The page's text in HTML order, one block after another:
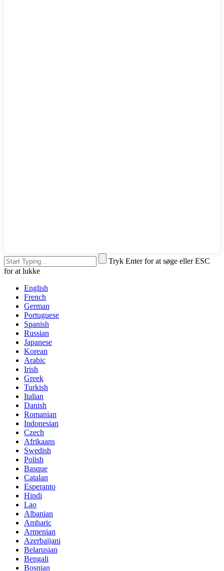
Tryk Enter for at søge eller ESC
for at lukke
English
French
German
Portuguese
Spanish
Russian
Japanese
Korean
Arabic
Irish
Greek
Turkish
Italian
Danish
Romanian
Indonesian
Czech
Afrikaans
Swedish
Polish
Basque
Catalan
Esperanto
Hindi
Lao
Albanian
Amharic
Armenian
Azerbaijani
Belarusian
Bengali
Bosnian